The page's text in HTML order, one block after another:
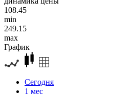
108.45
min
249.15
max
График
Сегодня
1 мес